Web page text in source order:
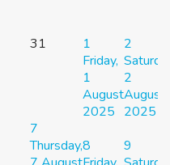
31
1
Friday,
1
August
2025
2
2
August
2025
7
Thursday,8
9